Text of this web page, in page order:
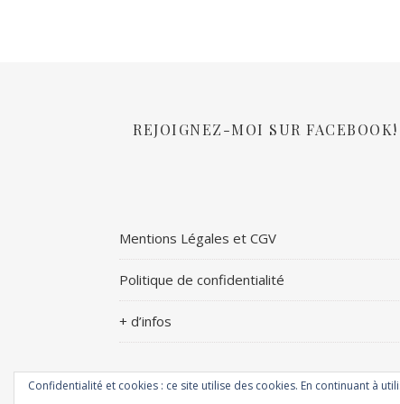
REJOIGNEZ-MOI SUR FACEBOOK!
Mentions Légales et CGV
Politique de confidentialité
+ d’infos
Confidentialité et cookies : ce site utilise des cookies. En continuant à